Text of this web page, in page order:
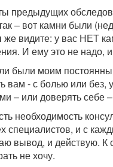
предыдущих
– вот камни были
видите: у вас НЕТ
И ему это не надо,
были моим
- с болью или без,
– или доверять себе
необходимость
специалистов, и с
вывод, и действую. К
не хочу.